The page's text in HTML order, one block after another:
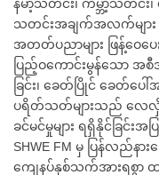
န်မာ့သတင်း၊ ကမ္ဘာ့သတင်
သတင်းအချက်အလက်များ
အတတ်ပညာများ ဖြန့်ဝေပ
ပြည့်ဝကောင်းမွန်သော အစီအ
ခြင်း၊ ခေတ်ပြိုင် ခေတ်ပေ
ပရိတ်သတ်များသည် လေလှို
ခင်မင်မှုများ ရရှိနိုင်ခြင်
SHWE FM မှ ပြန်လည်န
ကျေနပ်နှစ်သက်အားရစွာ